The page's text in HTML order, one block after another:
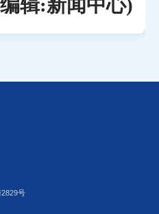
编辑:新闻中心)
号